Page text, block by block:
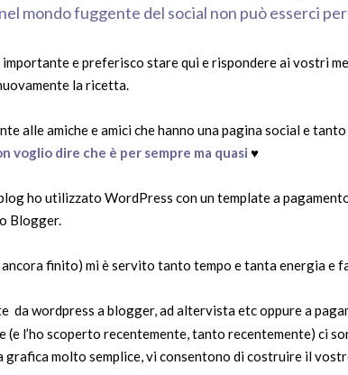
mondo fuggente del social non può esserci
importante e preferisco stare qui e rispondere ai vostri
la ricetta.
alle amiche e amici che hanno una pagina social e
voglio dire che è per sempre ma quasi ♥
ho utilizzato WordPress con un template a
Blogger.
finito) mi è servito tanto tempo e tanta energia e
wordpress a blogger, ad altervista etc oppure a
(e l’ho scoperto recentemente, tanto recentemente) ci
grafica molto semplice, vi consentono di costruire il